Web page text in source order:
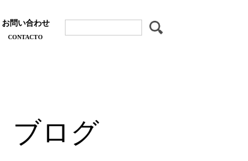
お問い合わせ
CONTACTO
ブログ